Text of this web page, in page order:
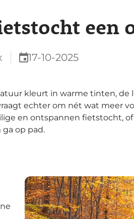
een
17-10-2025
kleurt in warme tinten, de
echter om nét wat meer
en ontspannen fietstocht,
op pad.